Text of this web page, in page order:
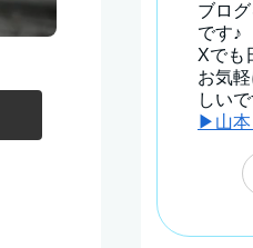
ブロ
です♪
Xでも
お気
しいで
▶山本